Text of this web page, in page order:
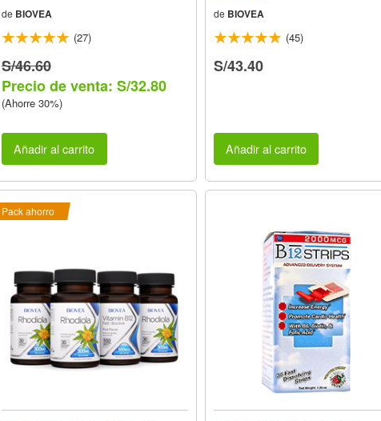
de BIOVEA
(27)
S/46.60
Precio de venta: S/32.80
(Ahorre 30%)
Añadir al carrito
de BIOVEA
(45)
S/43.40
Añadir al carrito
Pack ahorro